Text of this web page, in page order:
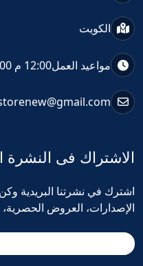
الكويت
مواعيد العمل12:00 م 10:00 ص
الاشتراك فى النشرة
اشترك في نشرتنا البريدية
الإصدارات، العروض